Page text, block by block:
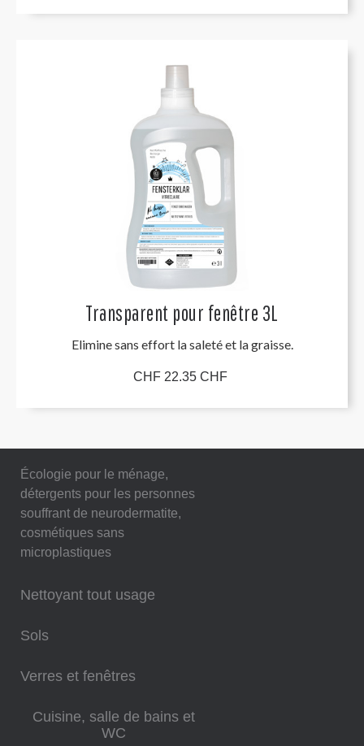
Transparent pour fenêtre 3L
Elimine sans effort la saleté et la graisse.
CHF 22.35 CHF
Écologie pour le ménage,
détergents pour les personnes
souffrant de neurodermatite,
cosmétiques sans
microplastiques
Nettoyant tout usage
Sols
Verres et fenêtres
Cuisine, salle de bains et
WC